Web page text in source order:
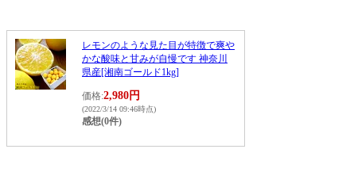
レモンのような見た目が特徴で爽や
かな酸味と甘みが自慢です 神奈川
県産[湘南ゴールド1kg]
価格:2,980円
(2022/3/14 09:46時点)
感想(0件)